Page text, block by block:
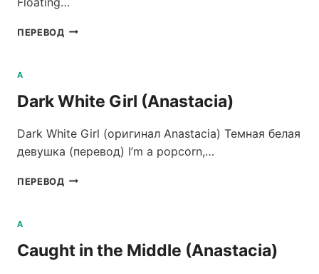
ПЕРЕВОД PRETTY
A
Dark White Girl (Anastacia)
Dark White Girl (оригинал Anastacia) Темная белая
девушка (перевод) I’m a popcorn,…
ПЕРЕВОД DARK
A
Caught in the Middle (Anastacia)